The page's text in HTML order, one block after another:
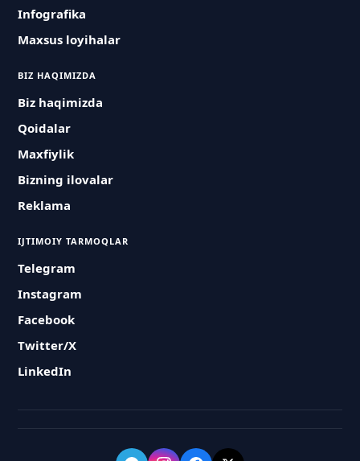
Infografika
Maxsus loyihalar
BIZ HAQIMIZDA
Biz haqimizda
Qoidalar
Maxfiylik
Bizning ilovalar
Reklama
IJTIMOIY TARMOQLAR
Telegram
Instagram
Facebook
Twitter/X
LinkedIn